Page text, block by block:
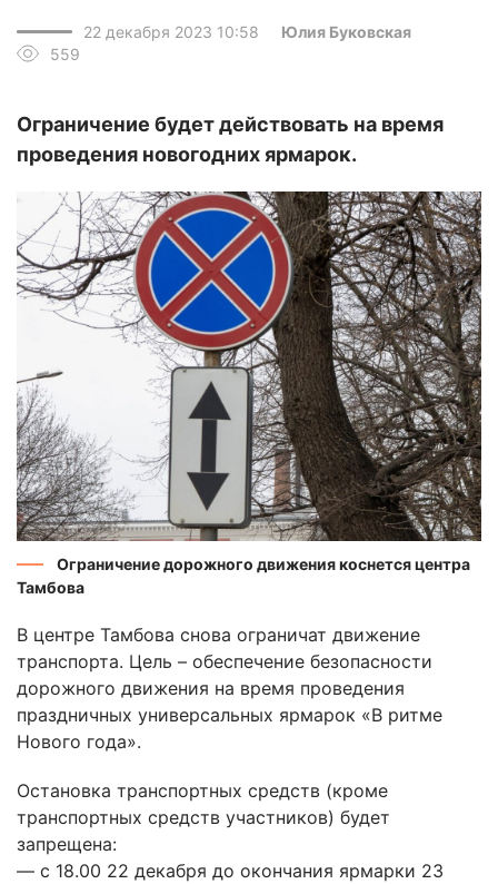
22 декабря 2023 10:58
Юлия Буковская
559
Ограничение будет действовать на время
проведения новогодних ярмарок.
Ограничение дорожного движения коснется центра
Тамбова
В центре Тамбова снова ограничат движение
транспорта. Цель – обеспечение безопасности
дорожного движения на время проведения
праздничных универсальных ярмарок «В ритме
Нового года».
Остановка транспортных средств (кроме
транспортных средств участников) будет
запрещена:
— с 18.00 22 декабря до окончания ярмарки 23